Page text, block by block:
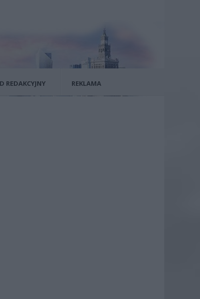
REDAKCYJNY REKLAMA